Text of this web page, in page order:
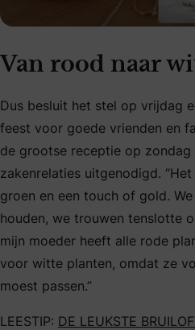
Van rood naar
Dus besluit het stel op vrijdag
feest voor goede vrienden en
de grootse receptie op zondag
zakenrelaties uitgenodigd.
groen en een touch of gold.
houden, we trouwen tenslotte
mijn moeder heeft alle rode
voor witte planten, omdat ze
moest passen.”
LEESTIP: DE LEUKSTE